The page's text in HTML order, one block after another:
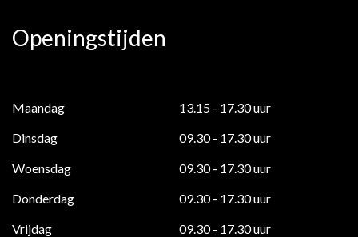
Openingstijden
Maandag
13.15 - 17.30 uur
Dinsdag
09.30 - 17.30 uur
Woensdag
09.30 - 17.30 uur
Donderdag
09.30 - 17.30 uur
Vrijdag
09.30 - 17.30 uur